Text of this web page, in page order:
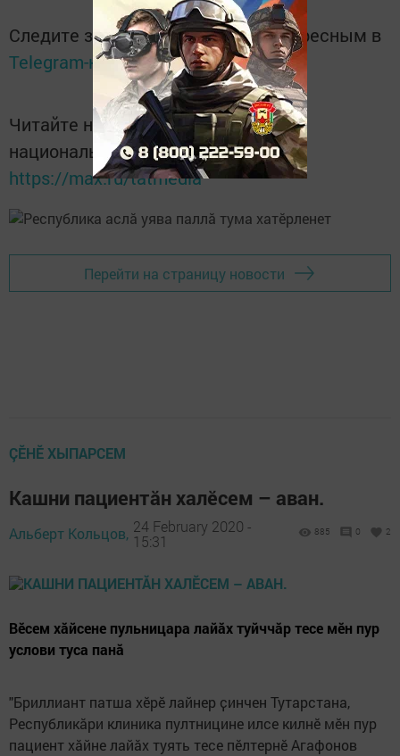
Следите за самым важным и интересным в
Telegram-каналеТатмедиа
Читайте новости Татарстана в
национальном мессенджере MАХ:
https://max.ru/tatmedia
Перейти на страницу новости
ÇӖНӖ ХЫПАРСЕМ
Кашни пациентӑн халӗсем – аван.
Альберт Кольцов, 24 February 2020 -
15:31
885 0 2
Вӗсем хӑйсене пульницара лайӑх туйччăр тесе мӗн пур
услови туса панӑ
"Бриллиант патша хӗрӗ лайнер ҫинчен Тутарстана,
Республикӑри клиника пултницине илсе килнӗ мӗн пур
пациент хӑйне лайӑх туять тесе пӗлтернӗ Агафонов